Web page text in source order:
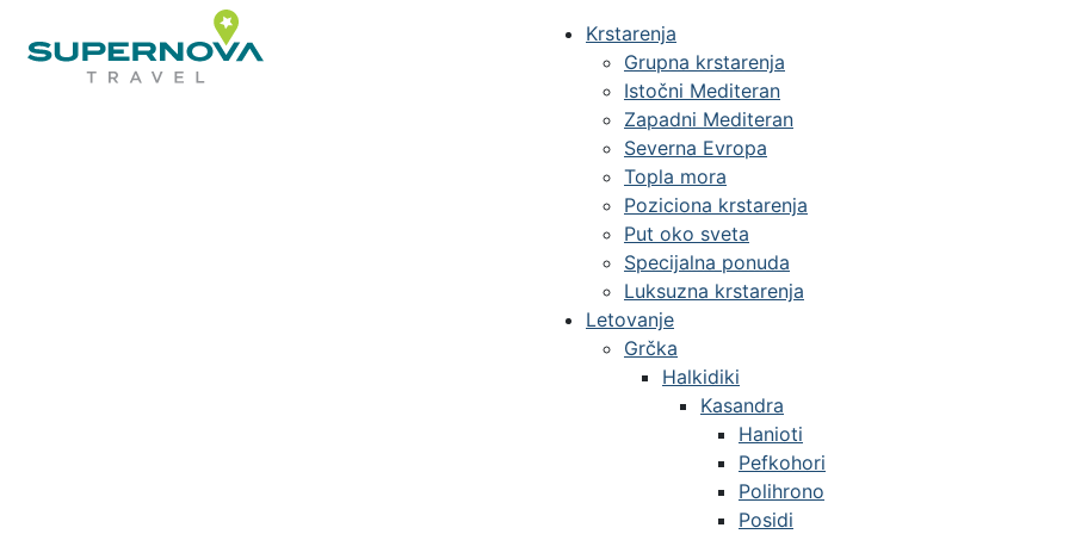
Krstarenja
Grupna krstarenja
Istočni Mediteran
Zapadni Mediteran
Severna Evropa
Topla mora
Poziciona krstarenja
Put oko sveta
Specijalna ponuda
Luksuzna krstarenja
Letovanje
Grčka
Halkidiki
Kasandra
Hanioti
Pefkohori
Polihrono
Posidi